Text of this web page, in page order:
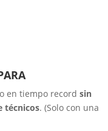
en tiempo record sin
técnicos. (Solo con una